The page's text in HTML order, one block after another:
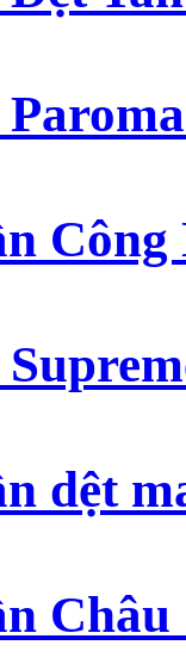
Công
dệt
Châu